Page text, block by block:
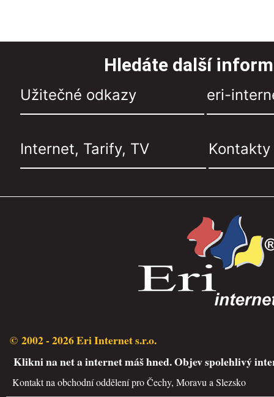
Hledáte další
Užitečné odkazy eri-
Internet, Tarify, TV Kontakty
© 2002 - 2026 Eri Internet s.r.o.
Klikni na net a internet máš hned. Objev spolehlivý
Kontakt na obchodní oddělení pro Čechy, Moravu a Slezsko